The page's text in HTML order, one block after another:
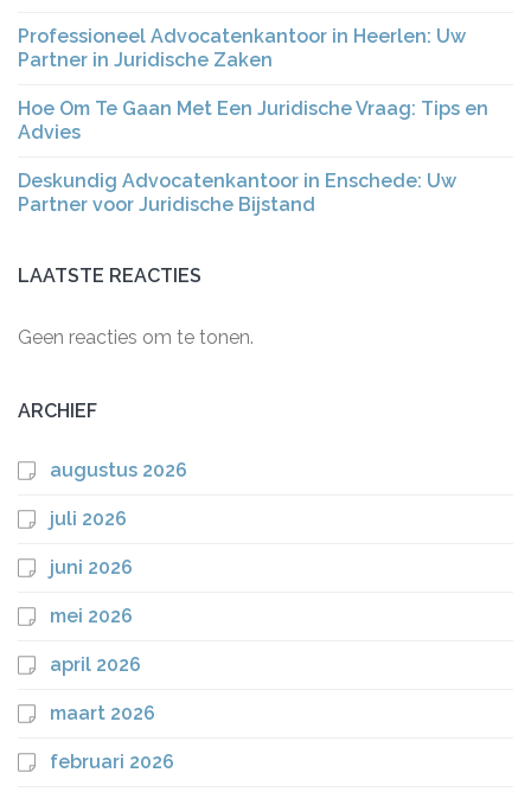
Professioneel Advocatenkantoor in Heerlen: Uw
Partner in Juridische Zaken
Hoe Om Te Gaan Met Een Juridische Vraag: Tips en
Advies
Deskundig Advocatenkantoor in Enschede: Uw
Partner voor Juridische Bijstand
LAATSTE REACTIES
Geen reacties om te tonen.
ARCHIEF
augustus 2026
juli 2026
juni 2026
mei 2026
april 2026
maart 2026
februari 2026